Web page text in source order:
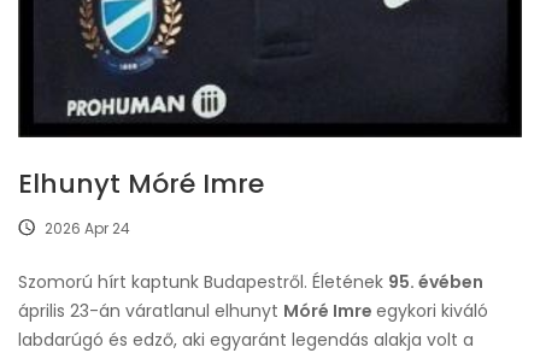
Elhunyt Móré Imre
2026 Apr 24
Szomorú hírt kaptunk Budapestről. Életének 95. évében
április 23-án váratlanul elhunyt Móré Imre egykori kiváló
labdarúgó és edző, aki egyaránt legendás alakja volt a